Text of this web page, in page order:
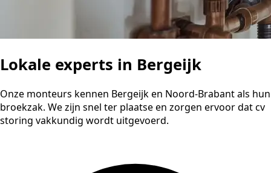
Lokale experts in Bergeijk
Onze monteurs kennen Bergeijk en Noord-Brabant als hun
broekzak. We zijn snel ter plaatse en zorgen ervoor dat cv
storing vakkundig wordt uitgevoerd.